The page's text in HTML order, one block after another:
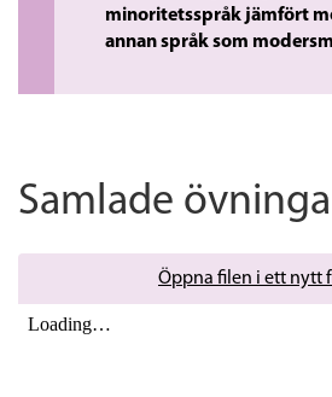
minoritetsspråk jämfört
annan språk som
Samlade
Öppna filen i ett nytt